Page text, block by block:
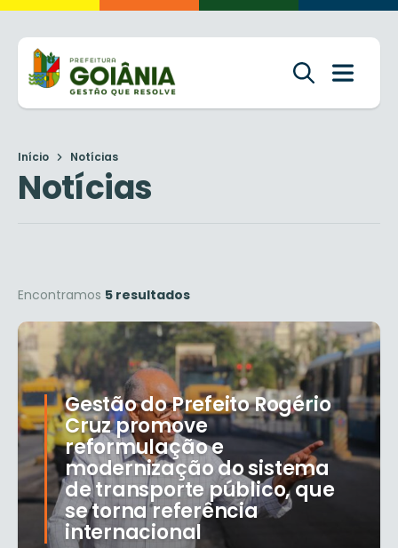
Início Notícias
Notícias
Encontramos 5 resultados
Gestão do Prefeito Rogério
Cruz promove
reformulação e
modernização do sistema
de transporte público, que
se torna referência
internacional